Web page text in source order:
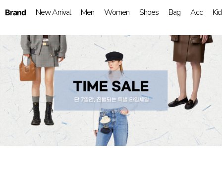
Brand New Arrival Men Women Shoes Bag Acc